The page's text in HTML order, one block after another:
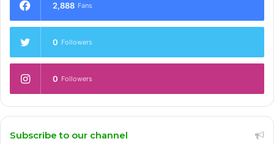
2,888 Fans
0 Followers
0 Followers
Subscribe to our channel